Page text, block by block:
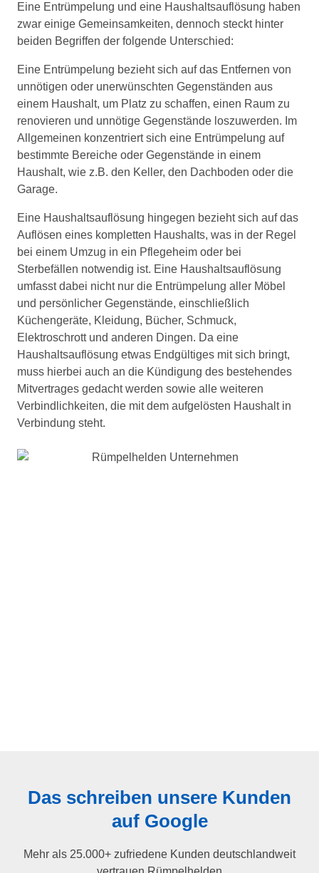
Eine Entrümpelung und eine Haushaltsauflösung haben
zwar einige Gemeinsamkeiten, dennoch steckt hinter
beiden Begriffen der folgende Unterschied:
Eine Entrümpelung bezieht sich auf das Entfernen von
unnötigen oder unerwünschten Gegenständen aus
einem Haushalt, um Platz zu schaffen, einen Raum zu
renovieren und unnötige Gegenstände loszuwerden. Im
Allgemeinen konzentriert sich eine Entrümpelung auf
bestimmte Bereiche oder Gegenstände in einem
Haushalt, wie z.B. den Keller, den Dachboden oder die
Garage.
Eine Haushaltsauflösung hingegen bezieht sich auf das
Auflösen eines kompletten Haushalts, was in der Regel
bei einem Umzug in ein Pflegeheim oder bei
Sterbefällen notwendig ist. Eine Haushaltsauflösung
umfasst dabei nicht nur die Entrümpelung aller Möbel
und persönlicher Gegenstände, einschließlich
Küchengeräte, Kleidung, Bücher, Schmuck,
Elektroschrott und anderen Dingen. Da eine
Haushaltsauflösung etwas Endgültiges mit sich bringt,
muss hierbei auch an die Kündigung des bestehendes
Mitvertrages gedacht werden sowie alle weiteren
Verbindlichkeiten, die mit dem aufgelösten Haushalt in
Verbindung steht.
Das schreiben unsere Kunden
auf Google
Mehr als 25.000+ zufriedene Kunden deutschlandweit